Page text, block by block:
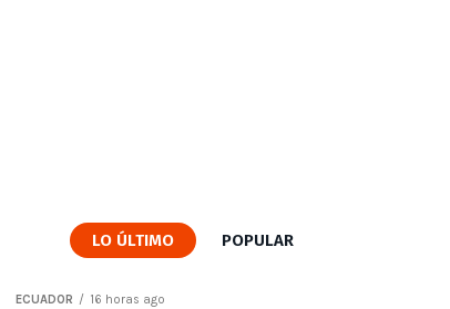
LO ÚLTIMO POPULAR
ECUADOR 16 horas ago